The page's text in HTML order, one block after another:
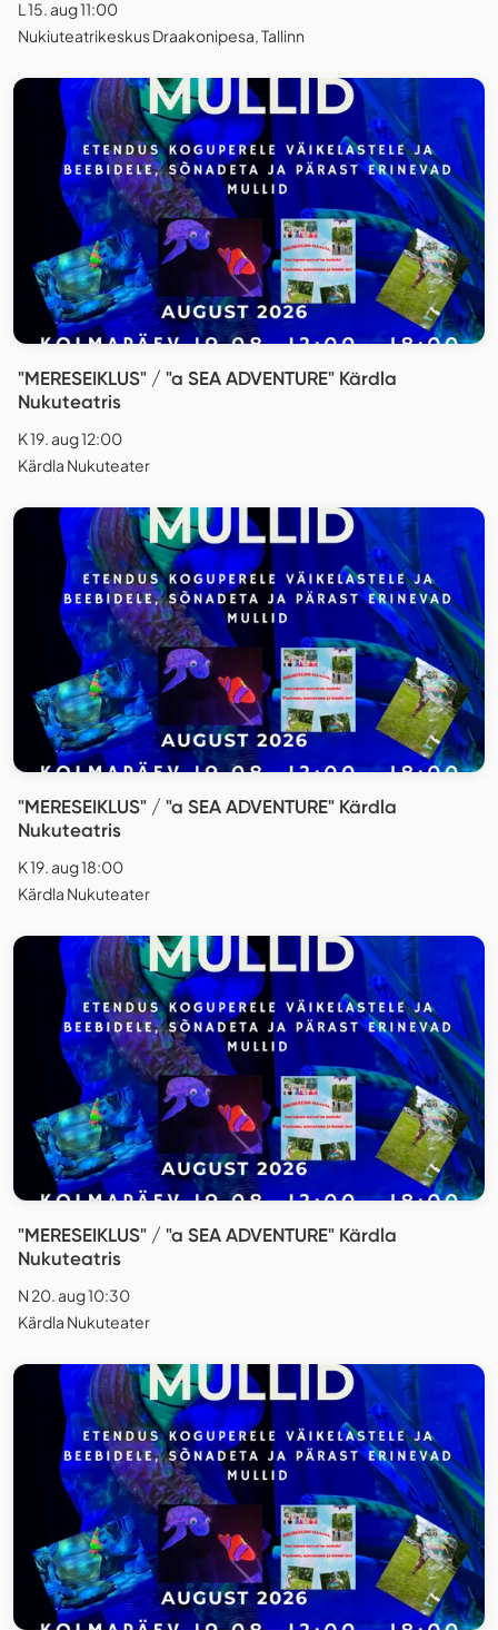
L 15. aug 11:00
Nukiuteatrikeskus Draakonipesa, Tallinn
"MERESEIKLUS" / "a SEA ADVENTURE" Kärdla
Nukuteatris
K 19. aug 12:00
Kärdla Nukuteater
"MERESEIKLUS" / "a SEA ADVENTURE" Kärdla
Nukuteatris
K 19. aug 18:00
Kärdla Nukuteater
"MERESEIKLUS" / "a SEA ADVENTURE" Kärdla
Nukuteatris
N 20. aug 10:30
Kärdla Nukuteater